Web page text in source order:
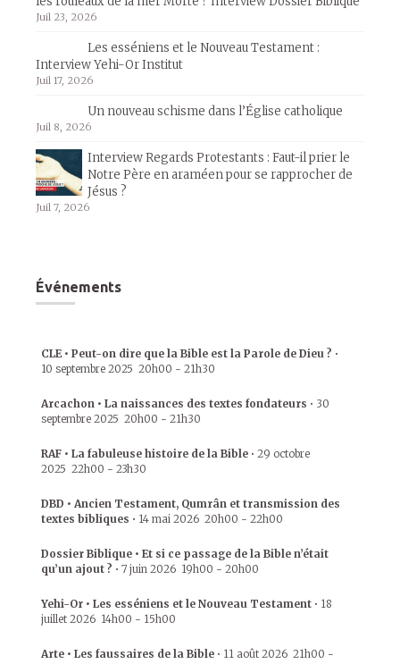
Juil 23, 2026
Les esséniens et le Nouveau Testament :
Interview Yehi-Or Institut
Juil 17, 2026
Un nouveau schisme dans l’Église catholique
Juil 8, 2026
Interview Regards Protestants : Faut-il prier le
Notre Père en araméen pour se rapprocher de
Jésus ?
Juil 7, 2026
Événements
CLE • Peut-on dire que la Bible est la Parole de Dieu ? •
10 septembre 2025 20h00 - 21h30
Arcachon • La naissances des textes fondateurs • 30
septembre 2025 20h00 - 21h30
RAF • La fabuleuse histoire de la Bible • 29 octobre
2025 22h00 - 23h30
DBD • Ancien Testament, Qumrân et transmission des
textes bibliques • 14 mai 2026 20h00 - 22h00
Dossier Biblique • Et si ce passage de la Bible n’était
qu’un ajout ? • 7 juin 2026 19h00 - 20h00
Yehi-Or • Les esséniens et le Nouveau Testament • 18
juillet 2026 14h00 - 15h00
Arte • Les faussaires de la Bible • 11 août 2026 21h00 -